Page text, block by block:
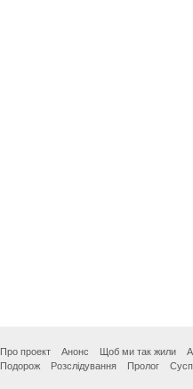
Про проект Анонс Щоб ми так жили
Подорож
Розслідування Пролог